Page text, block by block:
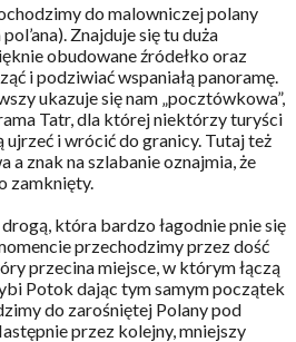
do malowniczej polany
Znajduje się tu duża
obudowane źródełko oraz
i podziwiać wspaniałą panoramę.
ukazuje się nam „pocztówkowa”,
Tatr, dla której niektórzy turyści
i wrócić do granicy. Tutaj też
a znak na szlabanie oznajmia, że
zamknięty.
która bardzo łagodnie pnie się
przechodzimy przez dość
przecina miejsce, w którym łączą
Potok dając tym samym początek
do zarośniętej Polany pod
przez kolejny, mniejszy